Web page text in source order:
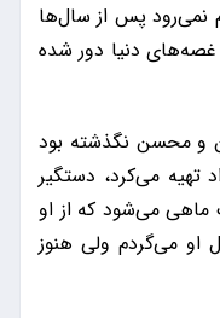
نمی‌رود پس از سال‌ها
غصه‌های دنیا دور شده
و محسن نگذشته بود
می‌کرد، دستگیر
ماهی می‌شود که از او
او می‌گردم ولی هنوز